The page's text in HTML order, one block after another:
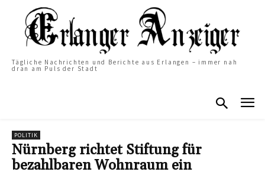
Tägliche Nachrichten und Berichte aus Erlangen – immer nah
dran am Puls der Stadt
POLITIK
Nürnberg richtet Stiftung für
bezahlbaren Wohnraum ein